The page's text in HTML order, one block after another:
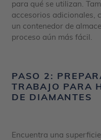
para qué se utilizan.
accesorios adicionales,
un contenedor de
proceso aún más fácil.
PASO 2:
TRABAJO PARA
DE DIAMANTES
Encuentra una